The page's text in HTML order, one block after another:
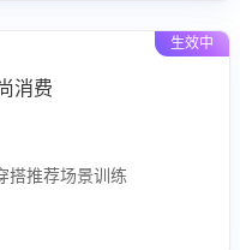
生效中
消费
搭推荐场景训练